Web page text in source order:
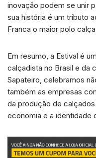
inovação podem se unir
sua história é um tributo
Franca o maior polo
Em resumo, a Estival é
calçadista no Brasil e da
Sapateiro, celebramos
também as empresas
da produção de
economia e a identidade